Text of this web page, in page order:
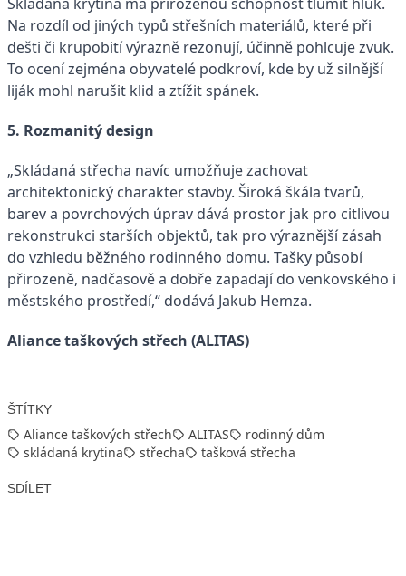
Na rozdíl od jiných typů střešních materiálů, které při
dešti či krupobití výrazně rezonují, účinně pohlcuje zvuk.
To ocení zejména obyvatelé podkroví, kde by už silnější
liják mohl narušit klid a ztížit spánek.
5. Rozmanitý design
„Skládaná střecha navíc umožňuje zachovat
architektonický charakter stavby. Široká škála tvarů,
barev a povrchových úprav dává prostor jak pro citlivou
rekonstrukci starších objektů, tak pro výraznější zásah
do vzhledu běžného rodinného domu. Tašky působí
přirozeně, nadčasově a dobře zapadají do venkovského i
městského prostředí,“ dodává Jakub Hemza.
Aliance taškových střech (ALITAS)
ŠTÍTKY
Aliance taškových střech ALITAS
rodinný dům
skládaná krytina
střecha tašková střecha
SDÍLET